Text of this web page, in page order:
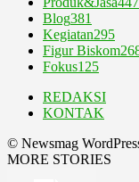
Blog381
Kegiatan295
Figur Biskom
Fokus125
REDAKSI
KONTAK
© Newsmag
MORE STORIES